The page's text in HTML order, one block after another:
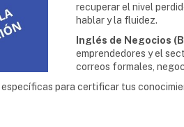
recuperar el nivel
hablar y la fluidez.
Inglés de Negocios
emprendedores y el
correos formales,
para certificar tus